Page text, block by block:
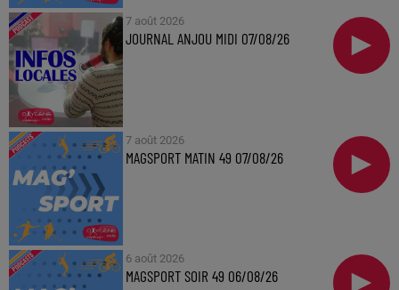
7 août 2026
JOURNAL ANJOU MIDI 07/08/26
7 août 2026
MAGSPORT MATIN 49 07/08/26
6 août 2026
MAGSPORT SOIR 49 06/08/26